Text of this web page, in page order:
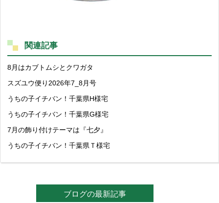
関連記事
8月はカブトムシとクワガタ
スズユウ便り2026年7_8月号
うちの子イチバン！千葉県H様宅
うちの子イチバン！千葉県G様宅
7月の飾り付けテーマは『七夕』
うちの子イチバン！千葉県Ｔ様宅
ブログの最新記事